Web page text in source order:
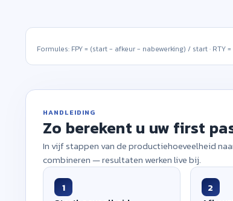
Formules: FPY = (start − afkeur − nabewerking) / start ·
HANDLEIDING
Zo berekent u uw first
In vijf stappen van de productiehoeveelheid
combineren — resultaten werken live bij.
1
2